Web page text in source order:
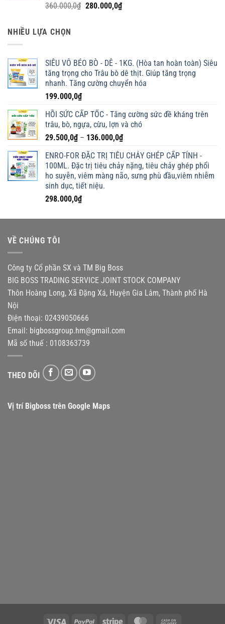
360.000,0₫ Giá
280.000,0₫Giá
NHIỀU LỰA CHỌN
SIÊU VỖ BÉO BÒ - DÊ - 1KG. (Hòa tan hoàn toàn) Siêu
tăng trọng cho Trâu bò dê thịt. Giúp tăng trọng
nhanh. Tăng cường chuyển hóa
199.000,0₫
HỒI SỨC CẤP TỐC - Tăng cường sức đề kháng trên
trâu, bò, ngựa, cừu, lợn và chó
29.500,0₫ – 136.000,0₫Khoảng
từ
29.500,0₫
đến
ENRO-FOR ĐẶC TRỊ TIÊU CHẢY GHÉP CẤP TÍNH -
100ML. Đặc trị tiêu chảy nặng, tiêu chảy ghép phổi
ho suyễn, viêm màng não, sưng phù đầu,viêm nhiễm
sinh dục, tiết niệu.
298.000,0₫
VỀ CHÚNG TÔI
Công ty Cổ phần SX và TM Big Boss
BIG BOSS TRADING SERVICE JOINT STOCK COMPANY
Thôn Hoàng Long, Xã Đặng Xá, Huyện Gia Lâm, Thành phố Hà
Nội
Điện thoại: 02439050666
Email: bigbossgroup.hm@gmail.com
Mã số thuế : 0108363739
THEO DÕI
Vị trí Bigboss trên Google Maps
Visa PayPal Stripe MasterCard